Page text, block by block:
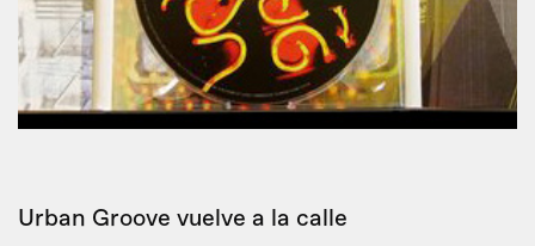
Urban Groove vuelve a la calle